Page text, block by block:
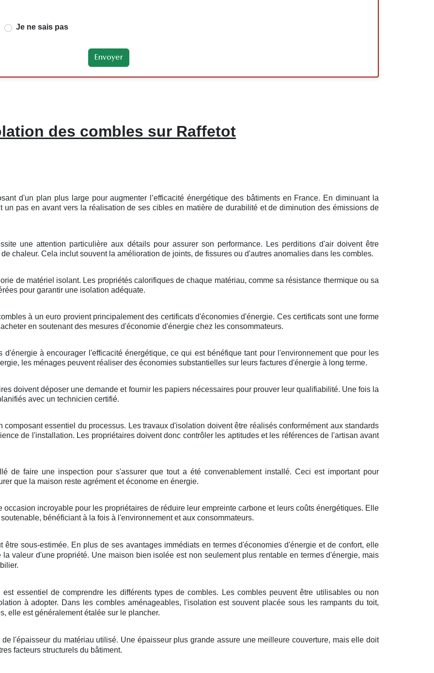
Je ne sais pas
des combles sur Raffetot
d'un plan plus large pour augmenter l’efficacité énergétique des bâtiments en France. En diminuant la
un pas en avant vers la réalisation de ses cibles en matière de durabilité et de diminution des émissions de
une attention particulière aux détails pour assurer son performance. Les perditions d'air doivent être
chaleur. Cela inclut souvent la amélioration de joints, de fissures ou d'autres anomalies dans les combles.
de matériel isolant. Les propriétés calorifiques de chaque matériau, comme sa résistance thermique ou sa
pour garantir une isolation adéquate.
à un euro provient principalement des certificats d'économies d'énergie. Ces certificats sont une forme
en soutenant des mesures d'économie d'énergie chez les consommateurs.
à encourager l'efficacité énergétique, ce qui est bénéfique tant pour l'environnement que pour les
les ménages peuvent réaliser des économies substantielles sur leurs factures d'énergie à long terme.
doivent déposer une demande et fournir les papiers nécessaires pour prouver leur qualifiabilité. Une fois la
avec un technicien certifié.
essentiel du processus. Les travaux d'isolation doivent être réalisés conformément aux standards
de l'installation. Les propriétaires doivent donc contrôler les aptitudes et les références de l'artisan avant
de faire une inspection pour s'assurer que tout a été convenablement installé. Ceci est important pour
que la maison reste agrément et économe en énergie.
incroyable pour les propriétaires de réduire leur empreinte carbone et leurs coûts énergétiques. Elle
bénéficiant à la fois à l'environnement et aux consommateurs.
sous-estimée. En plus de ses avantages immédiats en termes d'économies d'énergie et de confort, elle
valeur d'une propriété. Une maison bien isolée est non seulement plus rentable en termes d'énergie, mais
essentiel de comprendre les différents types de combles. Les combles peuvent être utilisables ou non
à adopter. Dans les combles aménageables, l'isolation est souvent placée sous les rampants du toit,
elle est généralement étalée sur le plancher.
l'épaisseur du matériau utilisé. Une épaisseur plus grande assure une meilleure couverture, mais elle doit
facteurs structurels du bâtiment.